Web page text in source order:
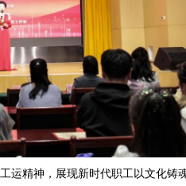
精神，展现新时代职工以文化铸